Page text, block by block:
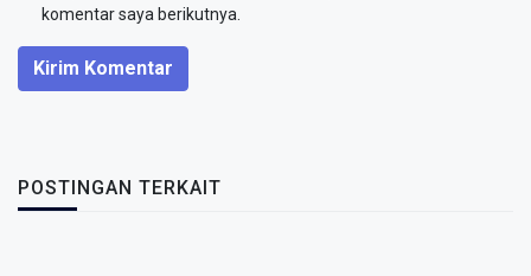
komentar saya berikutnya.
Kirim Komentar
POSTINGAN TERKAIT